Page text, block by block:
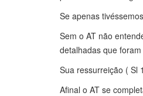
Se apenas
Sem o AT não
detalhadas que
Sua ressurreição ( Sl
Afinal o AT se